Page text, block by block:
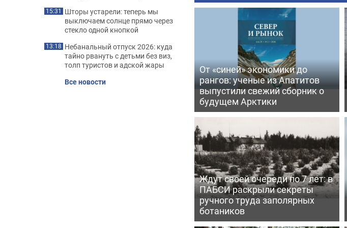
От «синей» экономики до
рангов: ученые из Апатитов
выпустили свежий сборник о
будущем Арктики
Ждут своей очереди по 7 лет: в
ПАБСИ раскрыли секреты
ручного труда заполярных
ботаников
15:31 Шторы устарели: теперь мы
выключаем солнце прямо через
стекло одной кнопкой
13:18 Небанальный отпуск 2026: куда
тайно рвануть с детьми без виз,
толп туристов и адской жары
Все новости